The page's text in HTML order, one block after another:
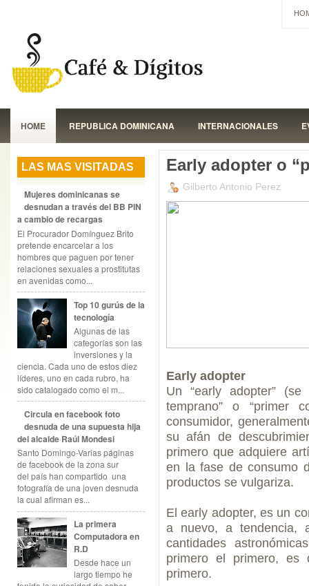
HOME REPUBLICA DOMINICANA INTERNACIONALES
LAS MAS VISITADAS
Mujeres dominicanas se
desnudan a través del BB PIN
a cambio de recargas
El Procurador Domínguez Brito
pretende encarcelar a los
hombres que paguen por tener
relaciones sexuales a prostitutas
en avenidas como...
Top 10 gurús de la
tecnología
Algunas de las
categorías son las
inversiones y la
ciencia. Cada uno de estos diez
líderes, uno en cada rubro, ha
sido catalogado como el m...
Circula en facebook foto
desnuda de una supuesta hija
del alcalde Raúl Mondesi
Santo Domingo-Varias páginas
de facebook de la zona sur
del país han compartido una
fotografía de una joven desnuda
la cual afirman es...
La primera
Computadora en
R.D
Desde hace un
largo tiempo he
Early adopter o
Gilberto Antonio Perez
Early adopter
Un “early adopter” (se
temprano” o “primer
consumidor,
su afán de
primero que adquiere
en la fase de consumo
productos se vulgariza.
El early adopter, es un
a nuevo, a tendencia,
cantidades
primero el primero,
primero.